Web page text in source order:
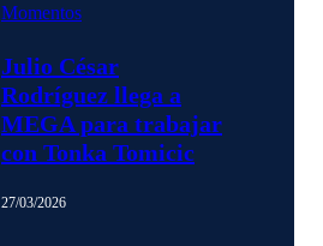
Momentos
Julio César
Rodríguez llega a
MEGA para trabajar
con Tonka Tomicic
27/03/2026